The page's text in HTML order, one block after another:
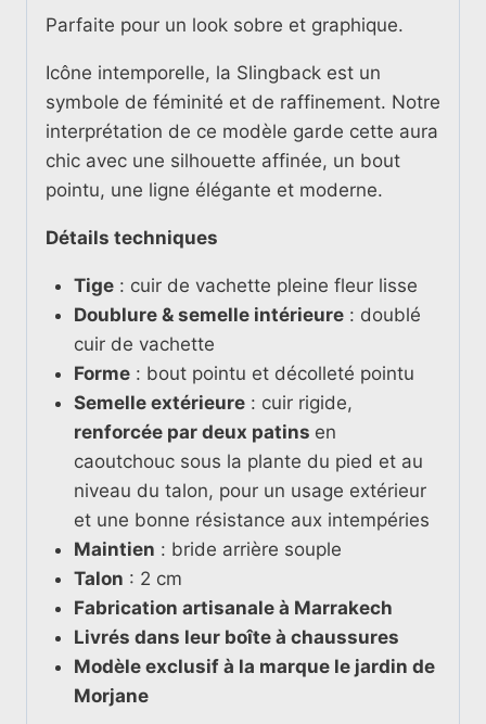
Parfaite pour un look sobre et graphique.
Icône intemporelle, la Slingback est un
symbole de féminité et de raffinement. Notre
interprétation de ce modèle garde cette aura
chic avec une silhouette affinée, un bout
pointu, une ligne élégante et moderne.
Détails techniques
Tige: cuir de vachette pleine fleur lisse
Doublure & semelle intérieure: doublé
cuir de vachette
Forme: bout pointu et décolleté pointu
Semelle extérieure: cuir rigide,
renforcée par deux patins en
caoutchouc sous la plante du pied et au
niveau du talon, pour un usage extérieur
et une bonne résistance aux intempéries
Maintien : bride arrière souple
Talon : 2 cm
Fabrication artisanale à Marrakech
Livrés dans leur boîte à chaussures
Modèle exclusif à la marque le jardin de
Morjane